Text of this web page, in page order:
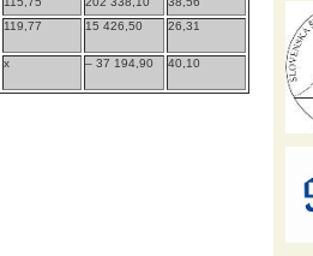
119,77 15 426,50 26,31
x – 37 194,90 40,10